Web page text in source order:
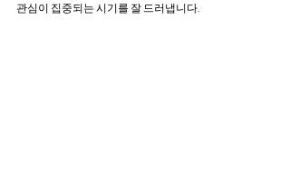
관심이 집중되는 시기를 잘 드러냅니다.